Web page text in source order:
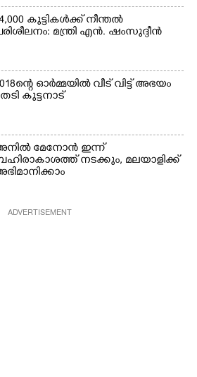
കുട്ടികൾക്ക് നീന്തൽ
മന്ത്രി എൻ. ഷംസുദ്ദീൻ
ഓർമ്മയിൽ വീട് വിട്ട് അഭയം
കുട്ടനാട്
മേനോൻ ഇന്ന്
നടക്കും, മലയാളിക്ക്
ADVERTISEMENT